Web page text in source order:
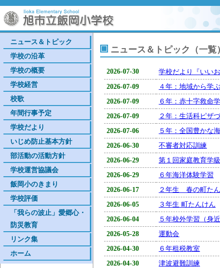
ニュース＆トピック
学校の沿革
学校の概要
学校経営
校歌
年間行事予定
学校だより
いじめ防止基本方針
部活動の活動方針
学校運営協議会
飯岡小のきまり
学校評価
「我らの波止」愛郷心・
防災教育
リンク集
ホーム
ニュース＆トピック（一覧
2026-07-30
学校だより『いい
2026-07-09
４年：地域から学
2026-07-09
６年：赤十字救命
2026-07-09
２年：生活科ピザ
2026-07-06
５年：全国豊かな
2026-06-30
不審者対応訓練
2026-06-29
第１回家庭教育学
2026-06-29
６年海洋体験学習
2026-06-17
２年生 春の町た
2026-06-05
３年生 町たんけん
2026-06-04
５年校外学習（身
2026-05-28
運動会
2026-04-30
６年租税教室
2026-04-30
津波避難訓練